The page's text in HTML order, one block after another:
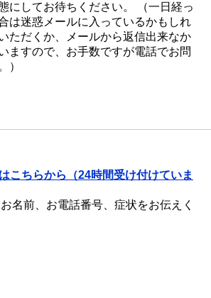
にしてお待ちください。 （一日経っ
は迷惑メールに入っているかもしれ
ただくか、メールから返信出来なか
ますので、お手数ですが電話でお問
）
こちらから（24時間受け付けていま
名前、お電話番号、症状をお伝えく